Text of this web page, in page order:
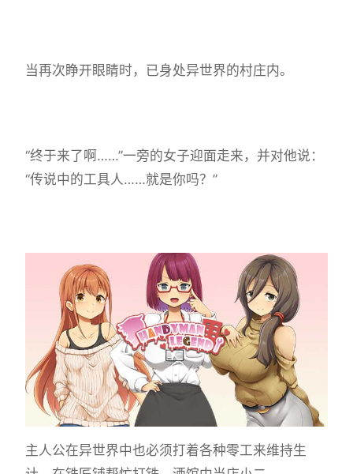
当再次睁开眼睛时，已身处异世界的村庄内。
“终于来了啊……”一旁的女子迎面走来，并对他说：
“传说中的工具人……就是你吗？”
主人公在异世界中也必须打着各种零工来维持生